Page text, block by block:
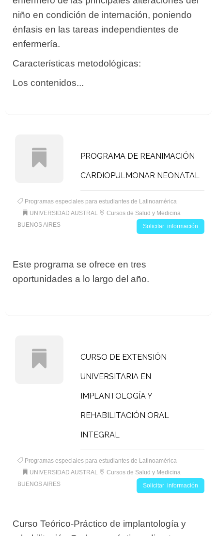
niño en condición de internación, poniendo
énfasis en las tareas independientes de
enfermería.
Características metodológicas:
Los contenidos...
PROGRAMA DE REANIMACIÓN
CARDIOPULMONAR NEONATAL
Programas especiales para estudiantes de Latinoamérica
UNIVERSIDAD AUSTRAL
Cursos de Salud y Medicina
BUENOS AIRES
Solicitar información
Este programa se ofrece en tres
oportunidades a lo largo del año.
CURSO DE EXTENSIÓN
UNIVERSITARIA EN
IMPLANTOLOGÍA Y
REHABILITACIÓN ORAL
INTEGRAL
Programas especiales para estudiantes de Latinoamérica
UNIVERSIDAD AUSTRAL
Cursos de Salud y Medicina
BUENOS AIRES
Solicitar información
Curso Teórico-Práctico de implantología y